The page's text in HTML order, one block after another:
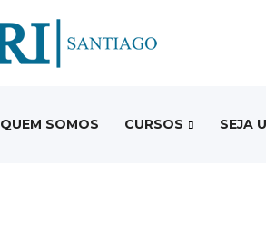
QUEM SOMOS CURSOS SEJA